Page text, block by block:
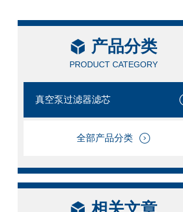
产品分类
PRODUCT CATEGORY
真空泵过滤器滤芯
全部产品分类